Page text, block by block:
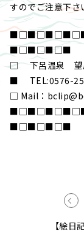
すのでご注意下さ
■□■□■□■
□ 下呂温泉 望
■ TEL:0576-
□ Mail：
■□■□■□■
【絵